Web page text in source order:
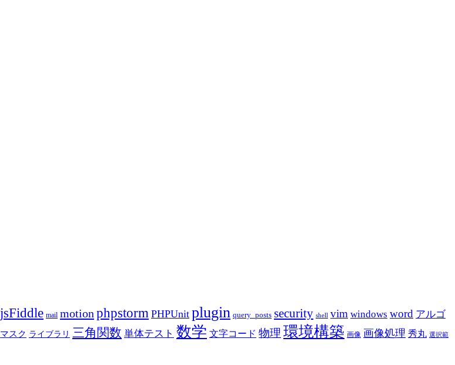
jsFiddle mail motion phpstorm PHPUnit plugin query_posts security shell vim windows word アルゴ
マスク ライブラリ 三角関数 単体テスト 数学 文字コード 物理 環境構築 画像 画像処理 秀丸 選択範